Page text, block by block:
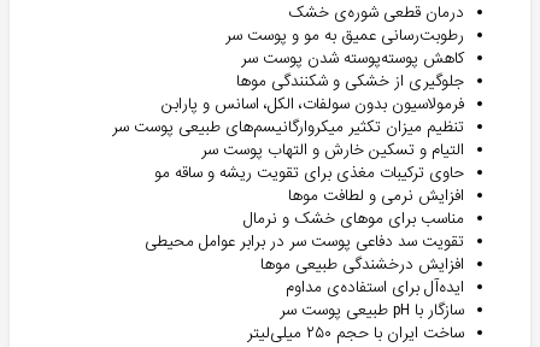
درمان قطعی شوره‌ی خشک
رطوبت‌رسانی عمیق به مو و پوست سر
کاهش پوسته‌پوسته شدن پوست سر
جلوگیری از خشکی و شکنندگی موها
فرمولاسیون بدون سولفات، الکل، اسانس و پارابن
تنظیم میزان تکثیر میکروارگانیسم‌های طبیعی پوست سر
التیام و تسکین خارش و التهاب پوست سر
حاوی ترکیبات مغذی برای تقویت ریشه و ساقه مو
افزایش نرمی و لطافت موها
مناسب برای موهای خشک و نرمال
تقویت سد دفاعی پوست سر در برابر عوامل محیطی
افزایش درخشندگی طبیعی موها
ایده‌آل برای استفاده‌ی مداوم
سازگار با pH طبیعی پوست سر
ساخت ایران با حجم ۲۵۰ میلی‌لیتر